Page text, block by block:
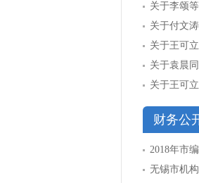
关于李颂
关于付文
关于王可
关于袁晨
关于王可
财务公
2018年市
无锡市机